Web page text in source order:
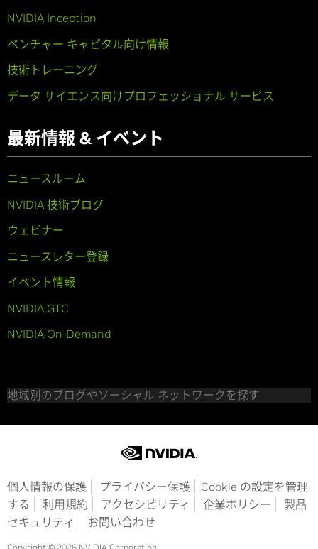
NVIDIA Inception
ベンチャー キャピタル向け情報
技術トレーニング
データ サイエンス向けプロフェッショナル サービス
最新情報 & イベント
ニュースルーム
NVIDIA 技術ブログ
ウェビナー
ニュースレター登録
イベント情報
NVIDIA GTC
NVIDIA On-Demand
地域別のブログやソーシャル ネットワークを探す
個人情報の保護 プライバシー保護
Cookie の設定を管理
する
利用規約 アクセシビリティ 企業ポリシー
製品
セキュリティ
お問い合わせ